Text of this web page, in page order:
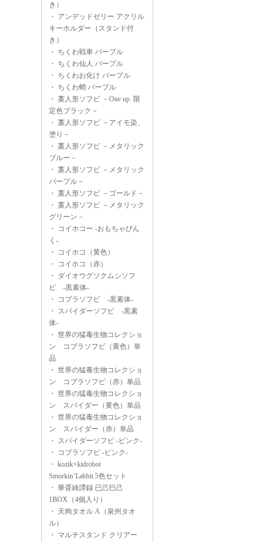
き）
・ アンデッドゼリー アクリル
キーホルダー（スタンド付
き）
・ ちくわ戦車 パープル
・ ちくわ仙人 パープル
・ ちくわお化け パープル
・ ちくわ蛸 パープル
・ 藁人形ソフビ －One up. 限
定色ブラック－
・ 藁人形ソフビ －アイモ染、
塗り－
・ 藁人形ソフビ －メタリック
ブルー－
・ 藁人形ソフビ －メタリック
パープル－
・ 藁人形ソフビ －ゴールド－
・ 藁人形ソフビ －メタリック
グリーン－
・
コイホコー -おもちゃぴん
く-
・
コイホコ（黄色）
・
コイホコ（赤）
・ ダイオウグソクムシソフ
ビ -黒素体-
・
コブラソフビ -黒素体-
・ スパイダーソフビ -黒素
体-
・ 世界の猛毒生物コレクショ
ン コブラソフビ（黄色）単
品
・ 世界の猛毒生物コレクショ
ン コブラソフビ（赤）単品
・ 世界の猛毒生物コレクショ
ン スパイダー（黄色）単品
・ 世界の猛毒生物コレクショ
ン スパイダー（赤）単品
・ スパイダーソフビ -ピンク-
・
コブラソフビ -ピンク-
・ kozik×kidrobot
Smorkin’Labbit 5色セット
・ 華胥綺譚録 已己巳己
1BOX（4個入り）
・ 天狗タオル A（泉州タオ
ル）
・ マルチスタンド クリアー